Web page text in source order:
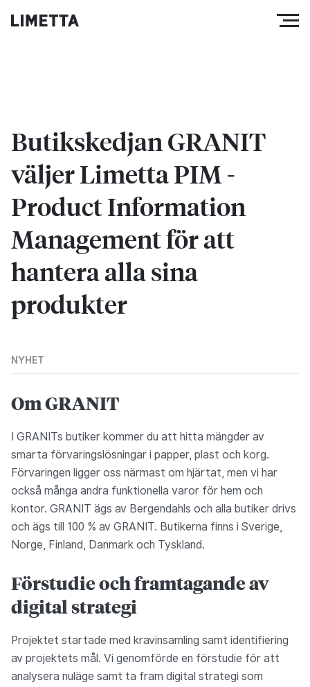
Butikskedjan GRANIT
väljer Limetta PIM -
Product Information
Management för att
hantera alla sina
produkter
NYHET
Om GRANIT
I GRANITs butiker kommer du att hitta mängder av
smarta förvaringslösningar i papper, plast och korg.
Förvaringen ligger oss närmast om hjärtat, men vi har
också många andra funktionella varor för hem och
kontor. GRANIT ägs av Bergendahls och alla butiker drivs
och ägs till 100 % av GRANIT. Butikerna finns i Sverige,
Norge, Finland, Danmark och Tyskland.
Förstudie och framtagande av
digital strategi
Projektet startade med kravinsamling samt identifiering
av projektets mål. Vi genomförde en förstudie för att
analysera nuläge samt ta fram digital strategi som